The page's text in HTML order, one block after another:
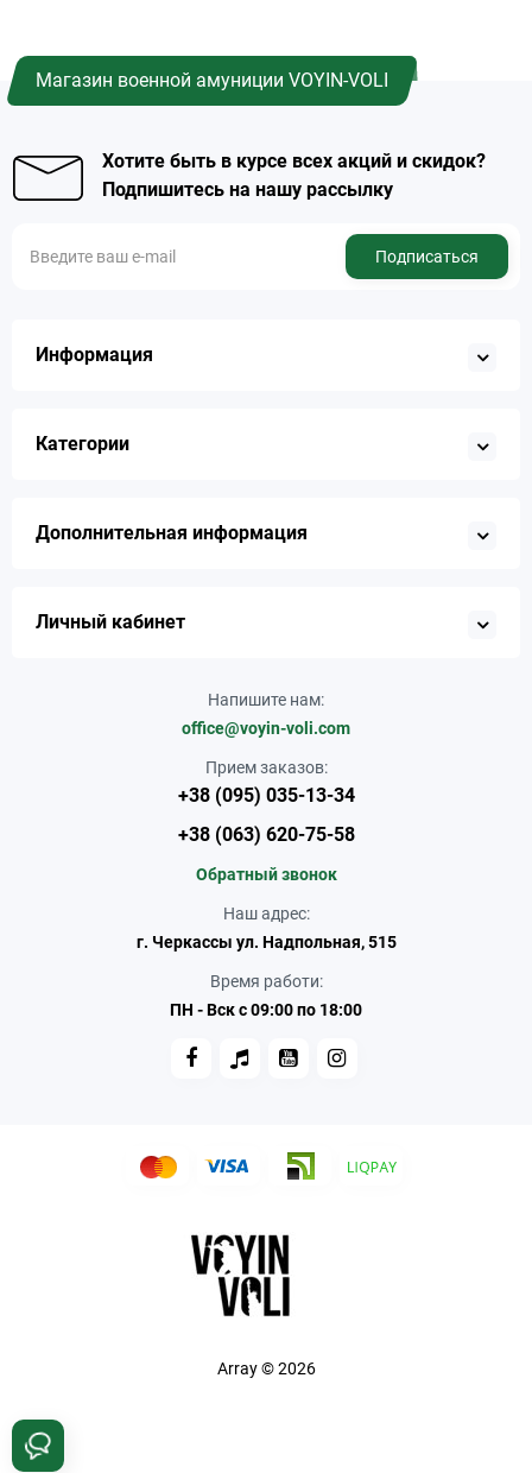
Магазин военной амуниции VOYIN-VOLI
Хотите быть в курсе всех акций и скидок?
Подпишитесь на нашу рассылку
Подписаться
Информация
Категории
Дополнительная информация
Личный кабинет
Напишите нам:
office@voyin-voli.com
Прием заказов:
+38 (095) 035-13-34
+38 (063) 620-75-58
Обратный звонок
Наш адрес:
г. Черкассы ул. Надпольная, 515
Время работи:
ПН - Вск с 09:00 по 18:00
Array © 2026